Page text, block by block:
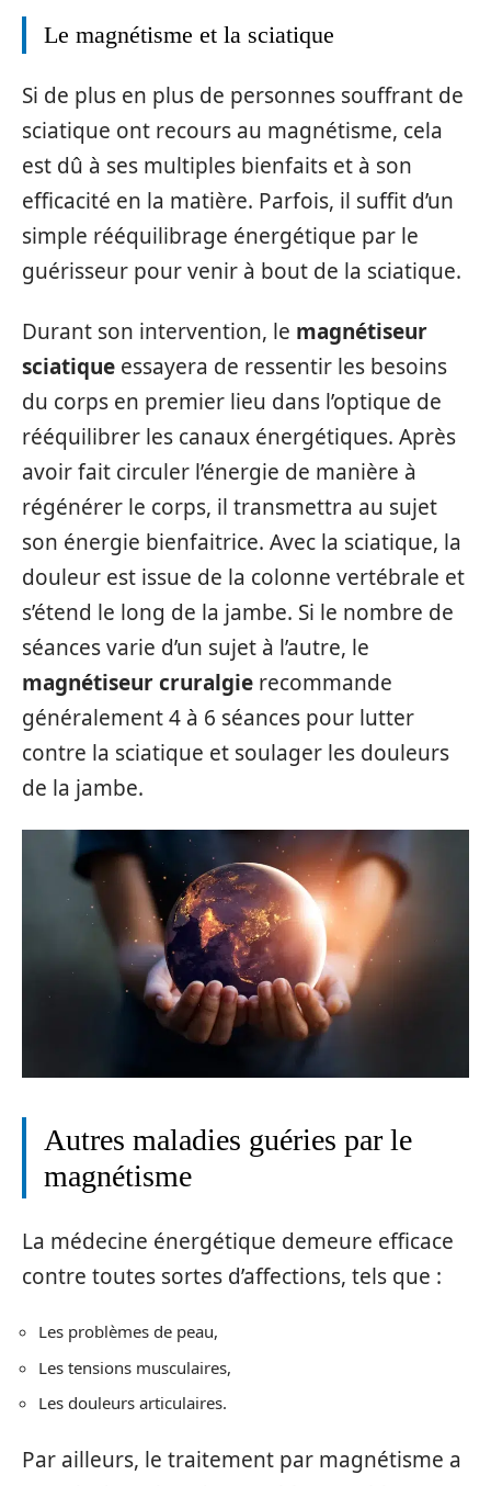
Le magnétisme et la sciatique
Si de plus en plus de personnes souffrant de
sciatique ont recours au magnétisme, cela
est dû à ses multiples bienfaits et à son
efficacité en la matière. Parfois, il suffit d’un
simple rééquilibrage énergétique par le
guérisseur pour venir à bout de la sciatique.
Durant son intervention, le magnétiseur
sciatique essayera de ressentir les besoins
du corps en premier lieu dans l’optique de
rééquilibrer les canaux énergétiques. Après
avoir fait circuler l’énergie de manière à
régénérer le corps, il transmettra au sujet
son énergie bienfaitrice. Avec la sciatique, la
douleur est issue de la colonne vertébrale et
s’étend le long de la jambe. Si le nombre de
séances varie d’un sujet à l’autre, le
magnétiseur cruralgie recommande
généralement 4 à 6 séances pour lutter
contre la sciatique et soulager les douleurs
de la jambe.
Autres maladies guéries par le
magnétisme
La médecine énergétique demeure efficace
contre toutes sortes d’affections, tels que :
Les problèmes de peau,
Les tensions musculaires,
Les douleurs articulaires.
Par ailleurs, le traitement par magnétisme a